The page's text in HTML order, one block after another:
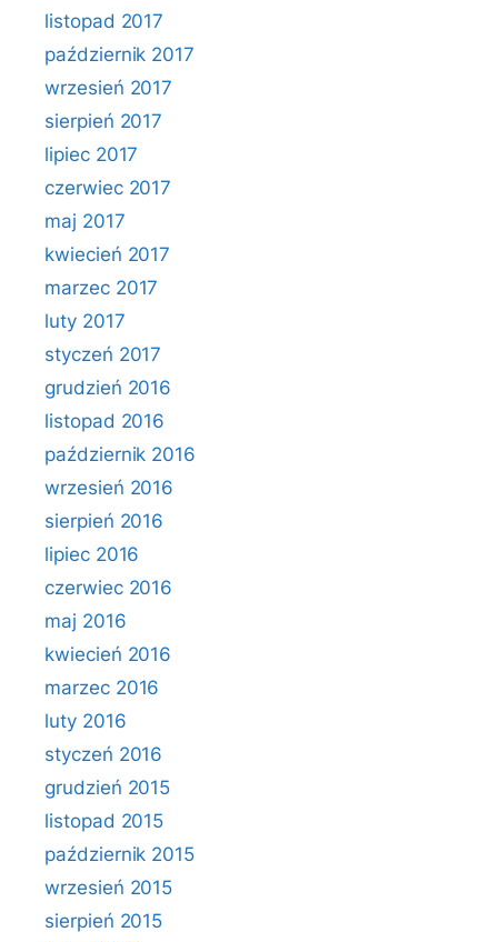
listopad 2017
październik 2017
wrzesień 2017
sierpień 2017
lipiec 2017
czerwiec 2017
maj 2017
kwiecień 2017
marzec 2017
luty 2017
styczeń 2017
grudzień 2016
listopad 2016
październik 2016
wrzesień 2016
sierpień 2016
lipiec 2016
czerwiec 2016
maj 2016
kwiecień 2016
marzec 2016
luty 2016
styczeń 2016
grudzień 2015
listopad 2015
październik 2015
wrzesień 2015
sierpień 2015